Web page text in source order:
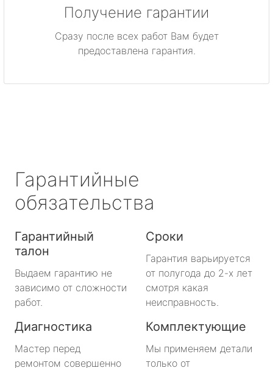
Получение гарантии
Сразу после всех работ Вам будет
предоставлена гарантия.
Гарантийные
обязательства
Гарантийный
талон
Выдаем гарантию не
зависимо от сложности
работ.
Сроки
Гарантия варьируется
от полугода до 2-х лет
смотря какая
неисправность.
Диагностика
Мастер перед
ремонтом совершенно
Комплектующие
Мы применяем детали
только от